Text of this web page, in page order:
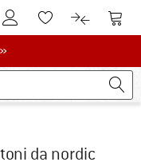
Al conto clienteAlla lista
Al Al
da nordic